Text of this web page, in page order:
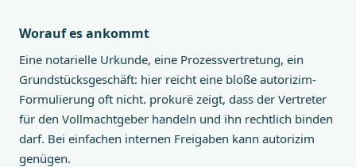
Worauf es ankommt
Eine notarielle Urkunde, eine Prozessvertretung, ein
Grundstücksgeschäft: hier reicht eine bloße autorizim-
Formulierung oft nicht. prokurë zeigt, dass der Vertreter
für den Vollmachtgeber handeln und ihn rechtlich binden
darf. Bei einfachen internen Freigaben kann autorizim
genügen.